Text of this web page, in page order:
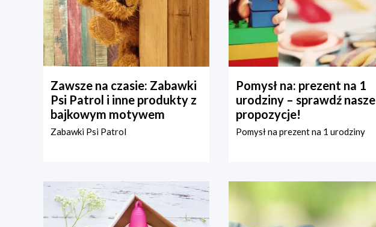
Zawsze na czasie: Zabawki
Psi Patrol i inne produkty z
bajkowym motywem
Zabawki Psi Patrol
Pomysł na: prezent na 1
urodziny – sprawdź nasze
propozycje!
Pomysł na prezent na 1 urodziny